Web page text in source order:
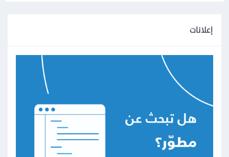
إعلانات